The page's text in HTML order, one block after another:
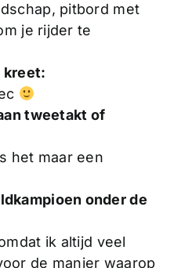
pitbord met
je rijder te
kreet:
tweetakt of
het maar een
onder de
ik altijd veel
de manier waarop